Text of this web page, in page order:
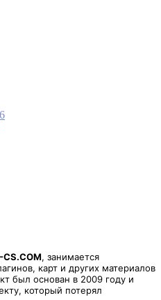
CS.COM, занимается
карт и других материалов
был основан в 2009 году и
который потерял